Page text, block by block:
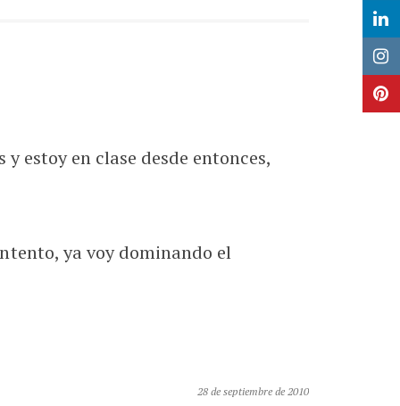
estoy en clase desde entonces,
ya voy dominando el
28 de septiembre de 2010